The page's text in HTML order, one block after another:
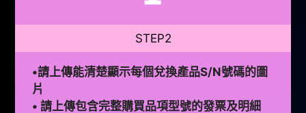
STEP2
•請上傳能清楚顯示每個兌換產品S/N號碼的圖
片
• 請上傳包含完整購買品項型號的發票及明細